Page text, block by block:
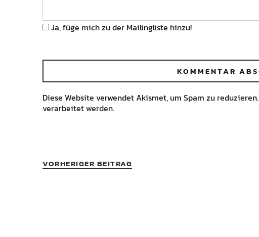
Ja, füge mich zu der Mailingliste hinzu!
Diese Website verwendet Akismet, um Spam zu reduzieren.
verarbeitet werden.
VORHERIGER BEITRAG